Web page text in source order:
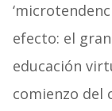
efecto: el
educación
comienzo del